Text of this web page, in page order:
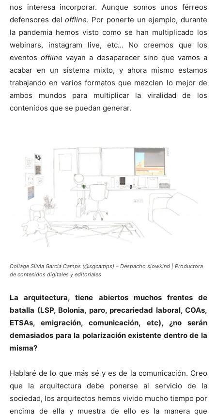
nos interesa incorporar. Aunque somos unos férreos
defensores deloffline. Por ponerte un ejemplo, durante
la pandemia hemos visto como se han multiplicado los
webinars, instagram live, etc… No creemos que los
eventosoffline vayan a desaparecer sino que vamos a
acabar en un sistema mixto, y ahora mismo estamos
trabajando en varios formatos que mezclen lo mejor de
ambos mundos para multiplicar la viralidad de los
contenidos que se puedan generar.
Collage Silvia Garcia Camps (@sgcamps) – Despacho slowkind | Productora
de contenidos digitales y editoriales
La arquitectura, tiene abiertos muchos frentes de
batalla (LSP, Bolonia, paro, precariedad laboral, COAs,
ETSAs, emigración, comunicación, etc), ¿no serán
demasiados para la polarización existente dentro de la
misma?
Hablaré de lo que más sé y es de la comunicación. Creo
que la arquitectura debe ponerse al servicio de la
sociedad, los arquitectos hemos vivido mucho tiempo por
encima de ella y muestra de ello es la manera que